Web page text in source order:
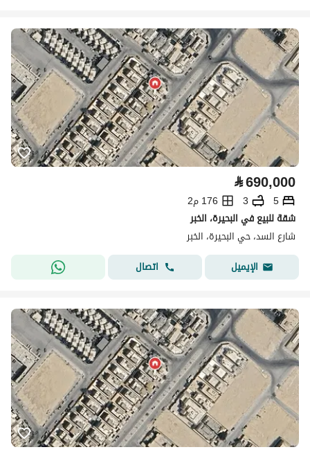
⃁690,000
5
3
176 م2
شقة للبيع في البحيرة، الخبر
شارع السد، حي البحيرة، الخبر
الإيميل
اتصال